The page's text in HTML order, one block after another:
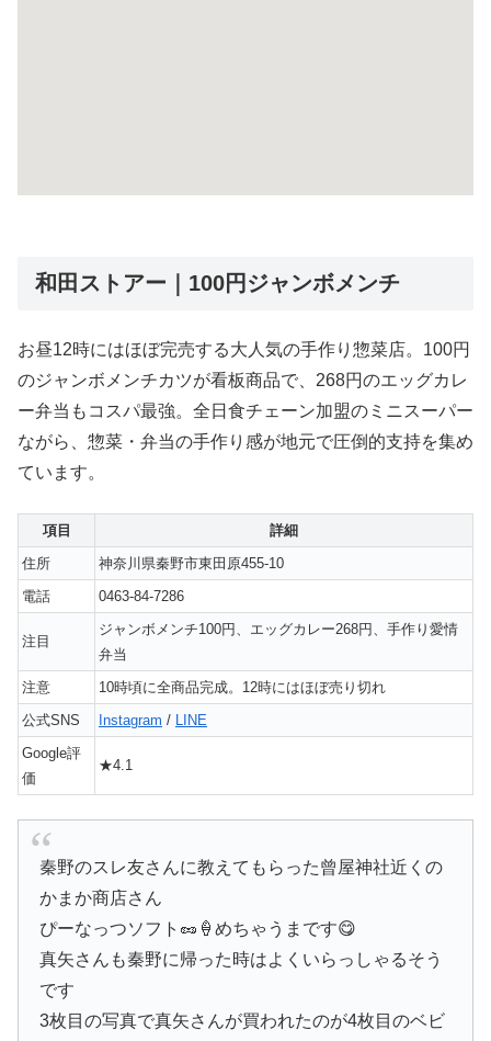
和田ストアー｜100円ジャンボメンチ
お昼12時にはほぼ完売する大人気の手作り惣菜店。100円
のジャンボメンチカツが看板商品で、268円のエッグカレ
ー弁当もコスパ最強。全日食チェーン加盟のミニスーパー
ながら、惣菜・弁当の手作り感が地元で圧倒的支持を集め
ています。
項目
詳細
住所
神奈川県秦野市東田原455-10
電話
0463-84-7286
注目
ジャンボメンチ100円、エッグカレー268円、手作り愛情
弁当
注意
10時頃に全商品完成。12時にはほぼ売り切れ
公式SNS
Instagram / LINE
Google評
価
★4.1
秦野のスレ友さんに教えてもらった曾屋神社近くの
かまか商店さん
ぴーなっつソフト🥜🍦めちゃうまです😋
真矢さんも秦野に帰った時はよくいらっしゃるそう
です
3枚目の写真で真矢さんが買われたのが4枚目のベビ